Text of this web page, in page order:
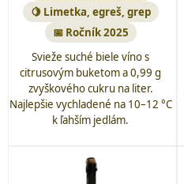
🍋 Limetka, egreš, grep
📅 Ročník 2025
Svieže suché biele víno s
citrusovým buketom a 0,99 g
zvyškového cukru na liter.
Najlepšie vychladené na 10–12 °C
k ľahším jedlám.